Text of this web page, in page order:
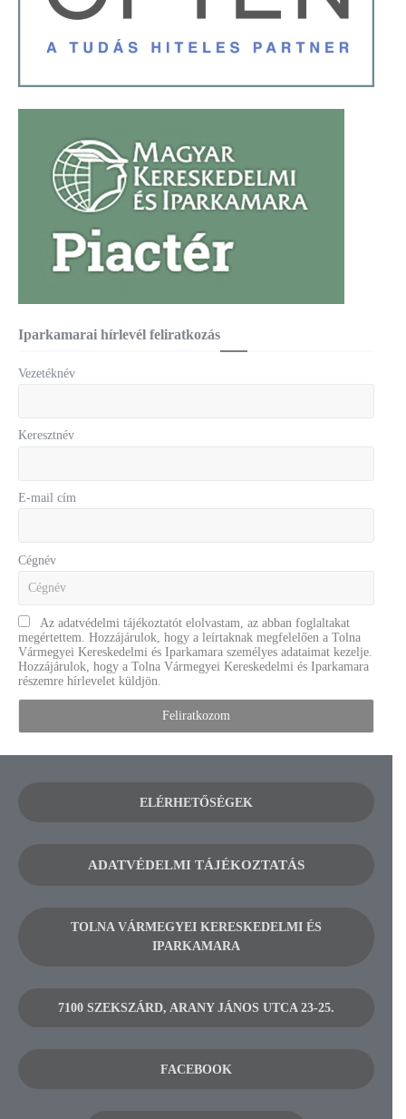
Iparkamarai hírlevél feliratkozás
Vezetéknév
Keresztnév
E-mail cím
Cégnév
Az adatvédelmi tájékoztatót elolvastam, az abban foglaltakat
megértettem. Hozzájárulok, hogy a leírtaknak megfelelően a Tolna
Vármegyei Kereskedelmi és Iparkamara személyes adataimat kezelje.
Hozzájárulok, hogy a Tolna Vármegyei Kereskedelmi és Iparkamara
részemre hírlevelet küldjön.
ELÉRHETŐSÉGEK
ADATVÉDELMI TÁJÉKOZTATÁS
TOLNA VÁRMEGYEI KERESKEDELMI ÉS
IPARKAMARA
7100 SZEKSZÁRD, ARANY JÁNOS UTCA 23-25.
FACEBOOK